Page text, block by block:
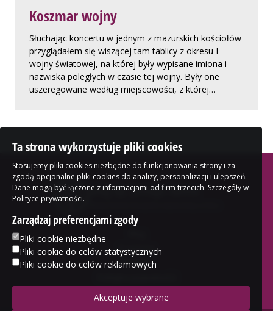
Koszmar wojny
Słuchając koncertu w jednym z mazurskich kościołów
przyglądałem się wiszącej tam tablicy z okresu I
wojny światowej, na której były wypisane imiona i
nazwiska poległych w czasie tej wojny. Były one
uszeregowane według miejscowości, z której…
blog bp. Jerzego Samca
O autorze
Kontakt
Ta strona wykorzystuje pliki cookies
Stosujemy pliki cookies niezbędne do funkcjonowania strony i za
zgodą opcjonalne pliki cookies do analizy, personalizacji i ulepszeń.
Dane mogą być łączone z informacjami od firm trzecich. Szczegóły w
Polityce prywatności.
Zarządzaj preferencjami zgody
Pliki cookie niezbędne
Pliki cookie do celów statystycznych
Pliki cookie do celów reklamowych
Akceptuje wybrane